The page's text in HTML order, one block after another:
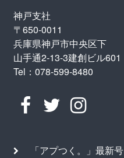
神戸支社
〒650-0011
兵庫県神戸市中央区下
山手通2-13-3建創ビル601
Tel：078-599-8480
「アプつく。」最新号